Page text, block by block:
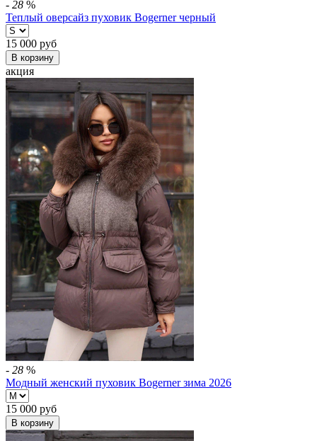
- 28 %
Теплый оверсайз пуховик Bogerner черный
15 000 руб
В корзину
акция
- 28 %
Модный женский пуховик Bogerner зима 2026
15 000 руб
В корзину